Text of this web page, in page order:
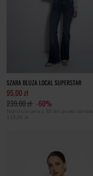
SZARA BLUZA LOCAL SUPERSTAR
95,00 zł
239,00 zł -60%
Najniższa cena z 30 dni przed obniżką
119,00 zł